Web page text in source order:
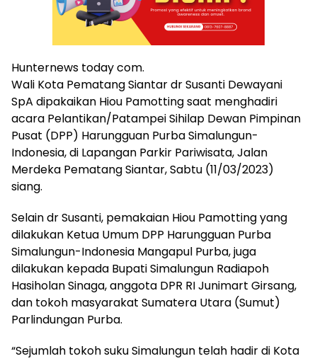
Hunternews today com.
Wali Kota Pematang Siantar dr Susanti Dewayani
SpA dipakaikan Hiou Pamotting saat menghadiri
acara Pelantikan/Patampei Sihilap Dewan Pimpinan
Pusat (DPP) Harungguan Purba Simalungun-
Indonesia, di Lapangan Parkir Pariwisata, Jalan
Merdeka Pematang Siantar, Sabtu (11/03/2023)
siang.
Selain dr Susanti, pemakaian Hiou Pamotting yang
dilakukan Ketua Umum DPP Harungguan Purba
Simalungun-Indonesia Mangapul Purba, juga
dilakukan kepada Bupati Simalungun Radiapoh
Hasiholan Sinaga, anggota DPR RI Junimart Girsang,
dan tokoh masyarakat Sumatera Utara (Sumut)
Parlindungan Purba.
“Sejumlah tokoh suku Simalungun telah hadir di Kota